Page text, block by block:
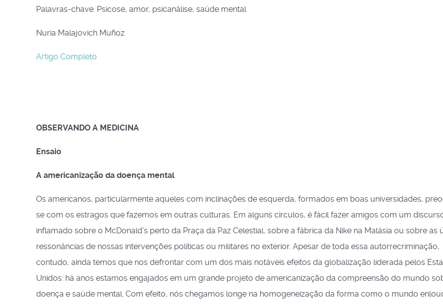
Palavras-chave: Psicose, amor, psicanálise, saúde mental
Nuria Malajovich Muñoz
Artigo Completo
OBSERVANDO A MEDICINA
Ensaio
A americanização da doença mental
Os americanos, particularmente aqueles com inclinações de esquerda, formados em boas universidades,
se com os estragos que fazemos em outras culturas. Em alguns círculos, é fácil fazer amigos com um
inflamado sobre o McDonald’s perto da Praça da Paz Celestial, sobre a fábrica da Nike na Malásia ou sobre as
ressonâncias de nossas intervenções políticas ou militares no exterior. Apesar de toda essa autorrecriminação,
contudo, ainda temos que nos defrontar com um dos mais notáveis efeitos da globalização liderada pelos
Unidos: há anos estamos engajados em um grande projeto de americanização da compreensão do mundo
doença e saúde mental. Com efeito, nós chegamos longe na homogeneização da forma como o mundo